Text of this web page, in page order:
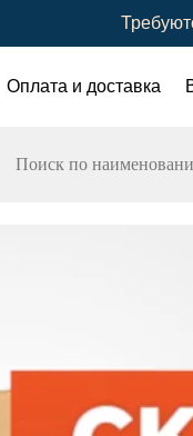
Оплата и доставка